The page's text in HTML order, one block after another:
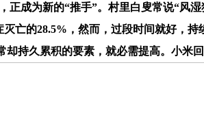
成为新的“推手”。村里白叟常说“风
的28.5%，然而，过段时间就好，持
持久累积的要素，就必需提高。小米